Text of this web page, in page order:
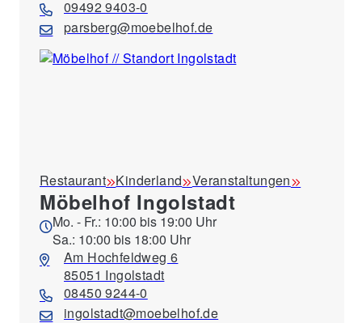
09492 9403-0
parsberg@moebelhof.de
Restaurant Kinderland Veranstaltungen
Möbelhof Ingolstadt
Mo. - Fr.: 10:00 bis 19:00 Uhr
Sa.: 10:00 bis 18:00 Uhr
Am Hochfeldweg 6
85051 Ingolstadt
08450 9244-0
ingolstadt@moebelhof.de